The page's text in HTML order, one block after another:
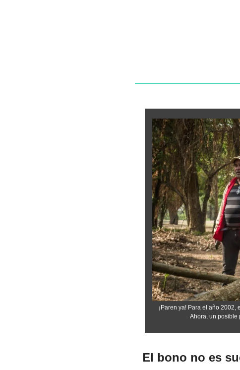
¡Paren ya! Para el año
Ahora, un posible
El bono no es